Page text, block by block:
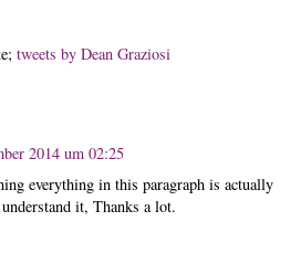
tweets by Dean Graziosi
2014 um 02:25
everything in this paragraph is actually
it, Thanks a lot.